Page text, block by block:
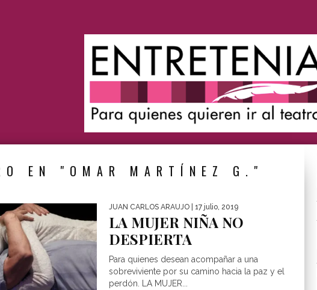
EN "OMAR MARTÍNEZ G."
JUAN CARLOS ARAUJO | 17 julio, 2019
LA MUJER NIÑA NO
DESPIERTA
Para quienes desean acompañar a una
sobreviviente por su camino hacia la paz y el
perdón. LA MUJER...